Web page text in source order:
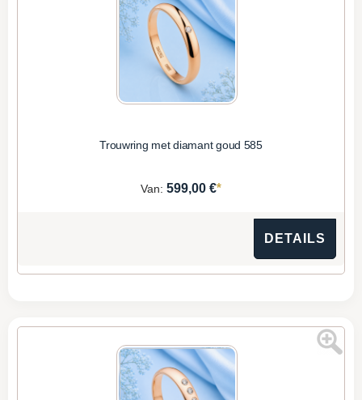
Trouwring met diamant goud 585
Van: 599,00 €*
DETAILS